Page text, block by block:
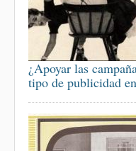
¿Apoyar las
tipo de publicidad